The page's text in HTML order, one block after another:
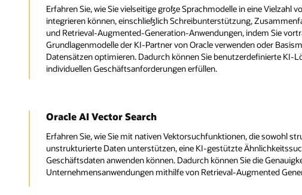
Erfahren Sie, wie Sie vielseitige große Sprachmodelle in eine Vielzahl
integrieren können, einschließlich Schreibunterstützung,
und Retrieval-Augmented-Generation-Anwendungen, indem Sie
Grundlagenmodelle der KI-Partner von Oracle verwenden oder
Datensätzen optimieren. Dadurch können Sie benutzerdefinierte KI-
individuellen Geschäftsanforderungen erfüllen.
Oracle AI Vector Search
Erfahren Sie, wie Sie mit nativen Vektorsuchfunktionen, die sowohl
unstrukturierte Daten unterstützen, eine KI-gestützte
Geschäftsdaten anwenden können. Dadurch können Sie die
Unternehmensanwendungen mithilfe von Retrieval-Augmented